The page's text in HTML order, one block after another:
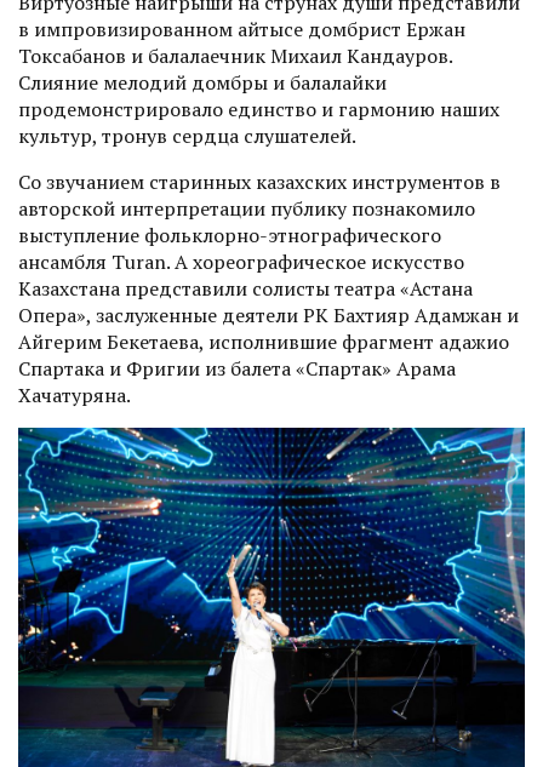
в импровизированном айтысе домбрист Ержан
Токсабанов и балалаечник Михаил Кандауров.
Слияние мелодий домбры и балалайки
продемонстрировало единство и гармонию наших
культур, тронув сердца слушателей.
Со звучанием старинных казахских инструментов в
авторской интерпретации публику познакомило
выступление фольклорно-этнографического
ансамбля Turan. А хореографическое искусство
Казахстана представили солисты театра «Астана
Опера», заслуженные деятели РК Бахтияр Адамжан и
Айгерим Бекетаева, исполнившие фрагмент адажио
Спартака и Фригии из балета «Спартак» Арама
Хачатуряна.